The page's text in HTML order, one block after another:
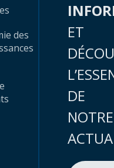
des
ET
DE
NOTRE